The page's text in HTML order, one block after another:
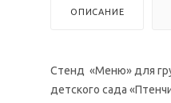
ОПИСАНИЕ
Стенд «Меню» для
детского сада «